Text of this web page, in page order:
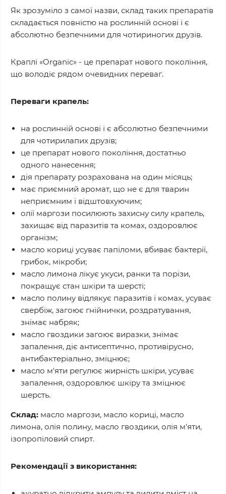
Як зрозуміло з самої назви, склад таких препаратів
складається повністю на рослинній основі і є
абсолютно безпечними для чотириногих друзів.
Краплі «Organic» - це препарат нового покоління,
що володіє рядом очевидних переваг.
Переваги крапель:
на рослинній основі і є абсолютно безпечними
для чотирилапих друзів;
це препарат нового покоління, достатньо
одного нанесення;
дія препарату розрахована на один місяць;
має приємний аромат, що не є для тварин
неприємним і відштовхуючим;
олії маргози посилюють захисну силу крапель,
захищає від паразитів та комах, оздоровлює
організм;
масло кориці усуває папіломи, вбиває бактерії,
грибок, мікроби;
масло лимона лікує укуси, ранки та порізи,
покращує стан шкіри та шерсті;
масло полину відлякує паразитів і комах, усуває
свербіж, загоює гнійнички, роздратування,
знімає набряк;
масло гвоздики загоює виразки, знімає
запалення, діє антисептично, противірусно,
антибактеріально, зміцнює;
масло м'яти регулює жирність шкіри, усуває
запалення, оздоровлює шкіру та зміцнює
шерсть.
Склад: масло маргози, масло кориці, масло
лимона, олія полину, масло гвоздики, олія м'яти,
ізопропіловий спирт.
Рекомендації з використання: